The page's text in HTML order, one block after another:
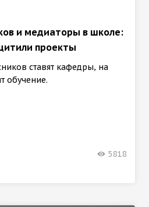
и медиаторы в школе:
проекты
ставят кафедры, на
обучение.
5818